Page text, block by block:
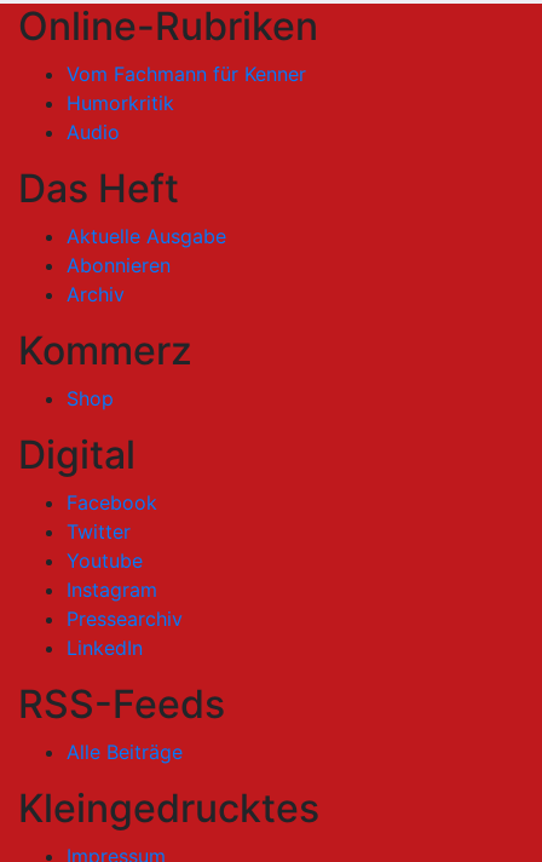
Online-Rubriken
Vom Fachmann für Kenner
Humorkritik
Audio
Das Heft
Aktuelle Ausgabe
Abonnieren
Archiv
Kommerz
Shop
Digital
Facebook
Twitter
Youtube
Instagram
Pressearchiv
LinkedIn
RSS-Feeds
Alle Beiträge
Kleingedrucktes
Impressum